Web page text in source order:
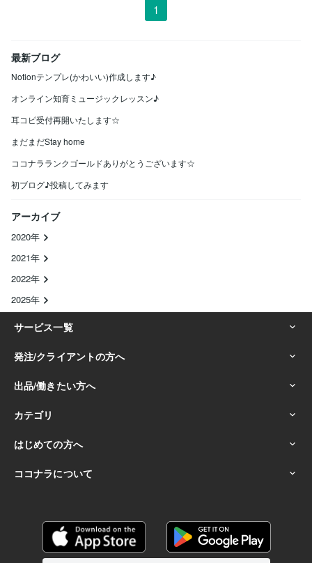
1
最新ブログ
Notionテンプレ(かわいい)作成します♪
オンライン知育ミュージックレッスン♪
耳コピ受付再開いたします☆
まだまだStay home
ココナラランクゴールドありがとうございます☆
初ブログ♪投稿してみます
アーカイブ
2020年
2021年
2022年
2025年